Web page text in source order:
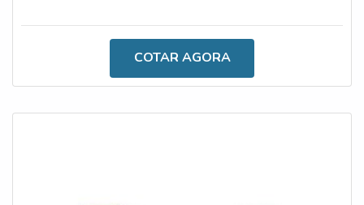
atividades.Dentre os principais exemplos de aplicações
destacam-se: motobombas, tomadas de força,
geradores, máquinas hidráulicas, compressores, veículos,
COTAR AGORA